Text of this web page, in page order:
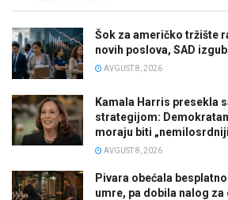
Šok za američko tržište
novih poslova, SAD
AVGUST 8, 2026
Kamala Harris presekla
strategijom:
moraju biti
AVGUST 8, 2026
Pivara obećala
umre, pa dobila nalog